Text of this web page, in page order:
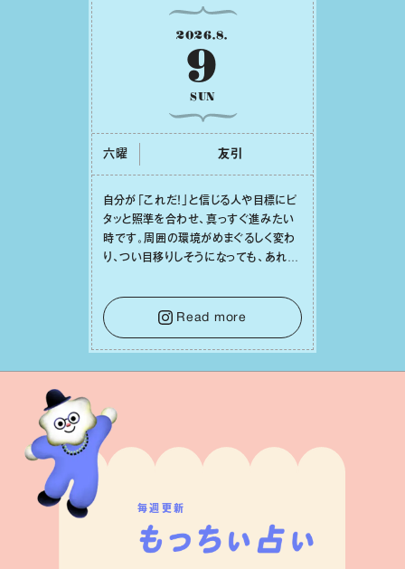
2026.8.
9
SUN
六曜 友引
⾃分が「これだ！」と信じる⼈や⽬標にピ
タッと照準を合わせ、真っすぐ進みたい
時です。周囲の環境がめまぐるしく変わ
り、つい⽬移りしそうになっても、あれこ
をそっと⼿放し、⽬の前のことに集中しま
しょう。そのブレない決意が、あなたにと
って有意義で安定した成果を引き寄せま
す。
Read more
毎週更新